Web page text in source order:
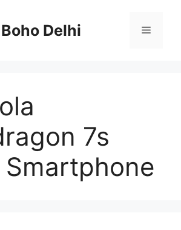
Delhi Menu
7s
Smartphone